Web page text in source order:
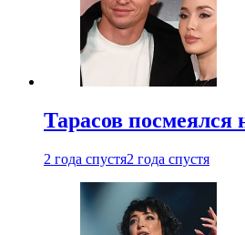
Тарасов
2 года спустя2 года спустя